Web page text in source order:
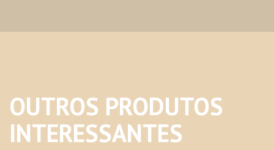
OUTROS PRODUTOS
INTERESSANTES